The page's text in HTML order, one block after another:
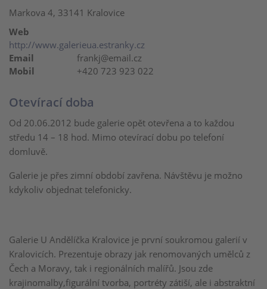
Galerie U Andělíčka Kralovice je první soukromou galerií v
Kralovicích. Prezentuje obrazy jak renomovaných umělců z
Čech a Moravy, tak i regionálních malířů. Jsou zde
krajinomalby,figurální tvorba, portréty zátiší, ale i abstraktní
Markova 4, 33141 Kralovice
Web
http://www.galerieua.estranky.cz
Email
frankj@email.cz
Mobil
+420 723 923 022
Otevírací doba
Od 20.06.2012 bude galerie opět otevřena a to každou
středu 14 – 18 hod. Mimo otevírací dobu po telefoní
domluvě.
Galerie je přes zimní období zavřena. Návštěvu je možno
kdykoliv objednat telefonicky.